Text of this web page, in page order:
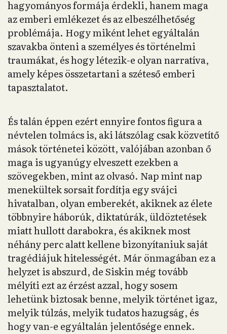
hagyományos formája érdekli, hanem maga
az emberi emlékezet és az elbeszélhetőség
problémája. Hogy miként lehet egyáltalán
szavakba önteni a személyes és történelmi
traumákat, és hogy létezik-e olyan narratíva,
amely képes összetartani a széteső emberi
tapasztalatot.
És talán éppen ezért ennyire fontos figura a
névtelen tolmács is, aki látszólag csak közvetítő
mások történetei között, valójában azonban ő
maga is ugyanúgy elveszett ezekben a
szövegekben, mint az olvasó. Nap mint nap
menekültek sorsait fordítja egy svájci
hivatalban, olyan emberekét, akiknek az élete
többnyire háborúk, diktatúrák, üldöztetések
miatt hullott darabokra, és akiknek most
néhány perc alatt kellene bizonyítaniuk saját
tragédiájuk hitelességét. Már önmagában ez a
helyzet is abszurd, de Siskin még tovább
mélyíti ezt az érzést azzal, hogy sosem
lehetünk biztosak benne, melyik történet igaz,
melyik túlzás, melyik tudatos hazugság, és
hogy van-e egyáltalán jelentősége ennek.